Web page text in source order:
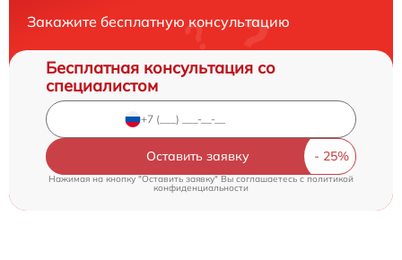
Закажите бесплатную консультацию
Бесплатная консультация со
специалистом
Оставить заявку
Нажимая на кнопку "Оставить заявку" Вы соглашаетесь cполитикой
конфиденциальности